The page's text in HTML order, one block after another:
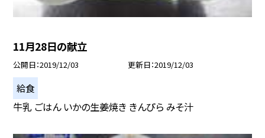
11月28日の献立
公開日 2019/12/03 更新日 2019/12/03
給食
牛乳 ごはん いかの生姜焼き きんぴら みそ汁